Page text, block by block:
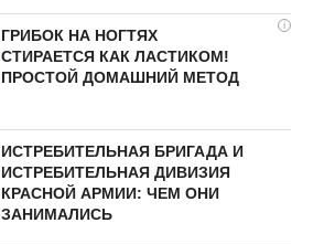
i
ГРИБОК НА НОГТЯХ
СТИРАЕТСЯ КАК ЛАСТИКОМ!
ПРОСТОЙ ДОМАШНИЙ МЕТОД
ИСТРЕБИТЕЛЬНАЯ БРИГАДА И
ИСТРЕБИТЕЛЬНАЯ ДИВИЗИЯ
КРАСНОЙ АРМИИ: ЧЕМ ОНИ
ЗАНИМАЛИСЬ